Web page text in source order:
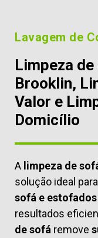
Lavagem de
Limpeza
Brooklin,
Valor e
Domicílio
A limpeza de
solução ideal
sofá e
resultados
de sofá remove